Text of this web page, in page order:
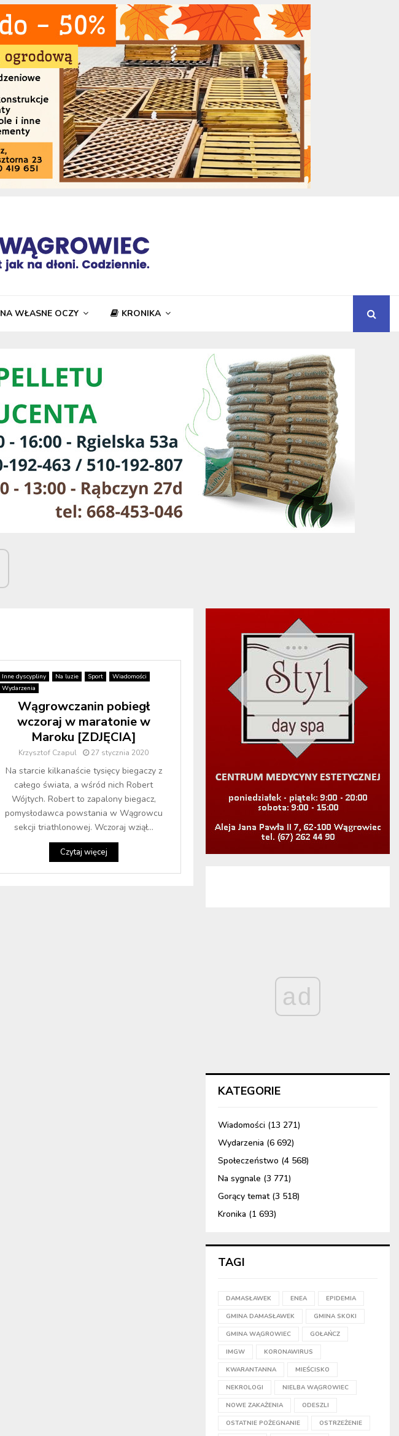
NA WŁASNE OCZY KRONIKA
Inne dyscypliny Na luzie Sport
Wiadomości
Wydarzenia
Wągrowczanin pobiegł
wczoraj w maratonie w
Maroku [ZDJĘCIA]
Krzysztof Czapul 27 stycznia 2020
Na starcie kilkanaście tysięcy biegaczy z
całego świata, a wśród nich Robert
Wójtych. Robert to zapalony biegacz,
pomysłodawca powstania w Wągrowcu
sekcji triathlonowej. Wczoraj wziął...
Czytaj więcej
ad
KATEGORIE
Wiadomości (13 271)
Wydarzenia (6 692)
Społeczeństwo (4 568)
Na sygnale (3 771)
Gorący temat(3 518)
Kronika (1 693)
TAGI
DAMASŁAWEK ENEA EPIDEMIA
GMINA DAMASŁAWEK GMINA SKOKI
GMINA WĄGROWIEC GOŁAŃCZ
IMGW KORONAWIRUS
KWARANTANNA MIEŚCISKO
NEKROLOGI NIELBA WĄGROWIEC
NOWE ZAKAŻENIA ODESZLI
OSTATNIE POŻEGNANIE OSTRZEŻENIE